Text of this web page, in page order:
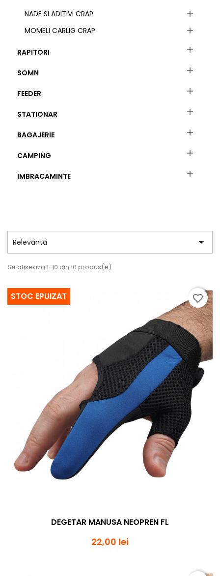
NADE SI ADITIVI CRAP

MOMELI CARLIG CRAP

RAPITORI 
SOMN 
FEEDER 
STATIONAR 
BAGAJERIE 
CAMPING 
IMBRACAMINTE 
Relevanta 
Se afiseaza 1-10 din 10 produs(e)
DEGETAR MANUSA NEOPREN FL
22,00 lei
STOC EPUIZAT favorite_border